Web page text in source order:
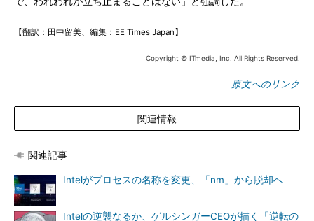
【翻訳：田中留美、編集：EE Times Japan】
Copyright © ITmedia, Inc. All Rights Reserved.
原文へのリンク
関連情報
関連記事
Intelがプロセスの名称を変更、「nm」から脱却へ
Intelの逆襲なるか、ゲルシンガーCEOが描く「逆転の